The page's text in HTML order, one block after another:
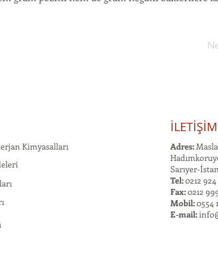
Kimyasalları
İLETİŞİM
Adres:
Sarıyer-
Tel:0212 924
Fax:0212
Mobil:0554
E-mail: